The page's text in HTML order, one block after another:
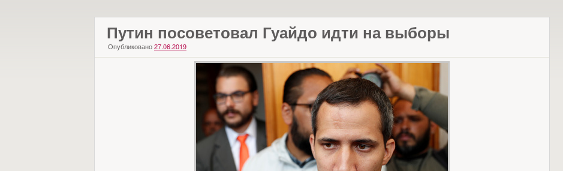
Путин посоветовал Гуайдо идти на выборы
Опубликовано27.06.2019